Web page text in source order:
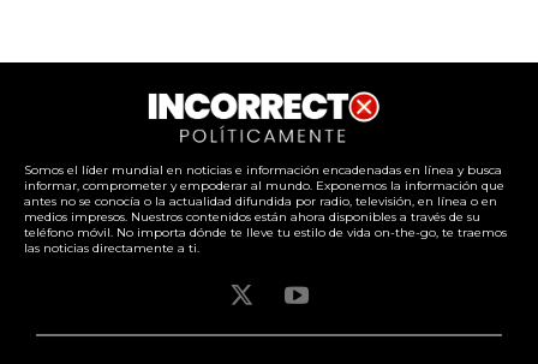
Somos el líder mundial en noticias e información encadenadas en línea y busca
informar, comprometer y empoderar al mundo. Exponemos la información que
antes no se conocía o la actualidad difundida por radio, televisión, en línea o en
medios impresos. Nuestros contenidos están ahora disponibles a través de su
teléfono móvil. No importa dónde te lleve tu estilo de vida on-the-go, te traemos
las noticias directamente a ti.